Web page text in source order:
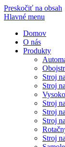
Preskočiť na obsah
Hlavné menu
Domov
O nás
Produkty
Stroj
Stroj
Stroj
Stroj
Stroj
Stroj